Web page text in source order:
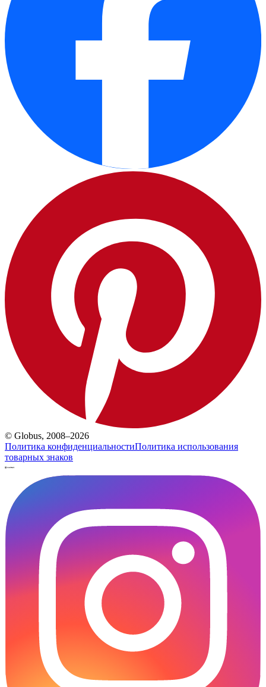
© Globus, 2008–2026
Политика конфиденциальностиПолитика использования
товарных знаков